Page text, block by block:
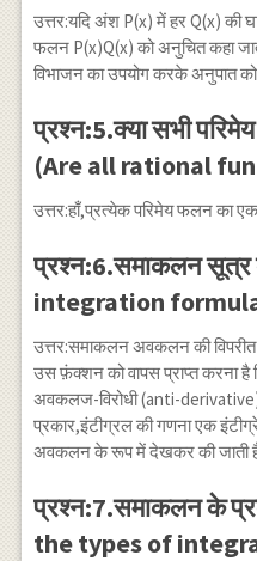
उत्तर:यदि अंश P(x) में हर Q(x) की
फलन P(x)Q(x) को अनुचित कहा
विभाजन का उपयोग करके अनुपात
प्रश्न:5.क्या सभी
(Are all rational
उत्तर:हाँ,प्रत्येक परिमेय फलन का
प्रश्न:6.समाकलन सूत्र
integration
उत्तर:समाकलन अवकलन की
उस फ़ंक्शन को वापस प्राप्त करना है
अवकलज-विरोधी (anti-
प्रकार,इंटीग्रल की गणना एक
अवकलन के रूप में देखकर की जाती
प्रश्न:7.समाकलन के
the types of